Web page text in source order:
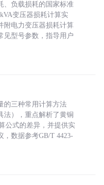
、负载损耗的国家标准
变压器损耗计算实
附电力变压器损耗计算
见型号参数，指导用户
的三种常用计算方法
法），重点解析了黄铜
公式的差异，并提供实
，数据参考GB/T 4423-